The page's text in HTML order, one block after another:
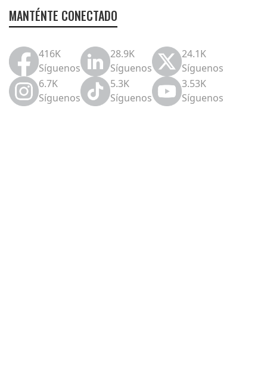
MANTÉNTE CONECTADO
416K
Síguenos
28.9K
Síguenos
24.1K
Síguenos
6.7K
Síguenos
5.3K
Síguenos
3.53K
Síguenos